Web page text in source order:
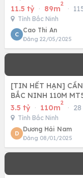
11.5 tỷ · 89m
2
·
Tỉnh Bắc Ninh
C
Cao Thi An
Đăng 22/05/2025
[TIN HẾT HẠN]
BẮC NINH 110M
3.5 tỷ · 110m
2
·
Tỉnh Bắc Ninh
D
Dương Hải Nam
Đăng 08/01/2025